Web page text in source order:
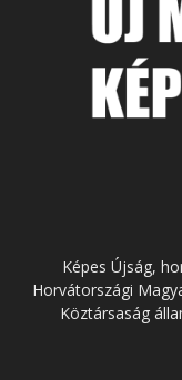
Képes Újság,
Horvátországi
Köztársaság